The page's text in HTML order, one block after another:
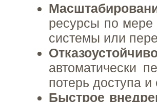
ресурсы по мере
системы или
автоматически
потерь доступа
Быстрое